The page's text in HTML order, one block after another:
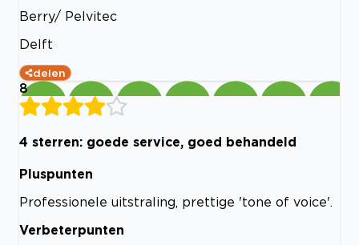
Berry/ Pelvitec
Delft
delen
8
4 sterren: goede service, goed behandeld
Pluspunten
Professionele uitstraling, prettige 'tone of voice'.
Verbeterpunten